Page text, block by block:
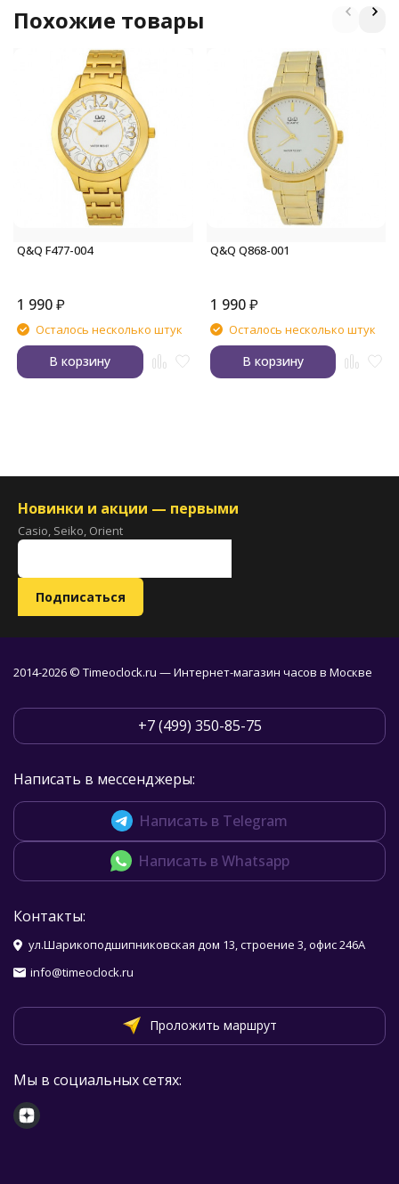
Похожие товары
Q&Q F477-004
1 990₽
Осталось несколько штук
В корзину
Q&Q Q868-001
1 990 ₽
Осталось несколько штук
В корзину
Новинки и акции — первыми
Casio, Seiko, Orient
2014-2026 © Timeoclock.ru — Интернет-магазин часов в Москве
+7 (499) 350-85-75
Написать в мессенджеры:
Написать в Telegram
Написать в Whatsapp
Контакты:
ул.Шарикоподшипниковская дом 13, строение 3, офис 246А
info@timeoclock.ru
Проложить маршрут
Мы в социальных сетях: